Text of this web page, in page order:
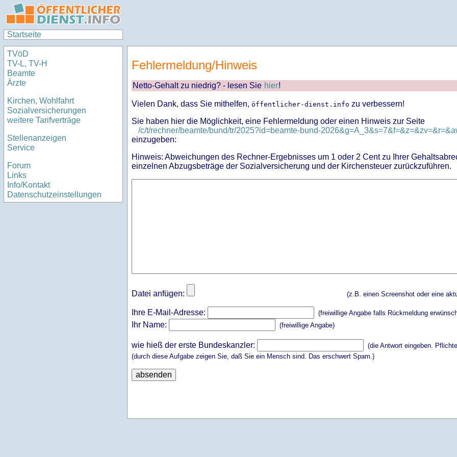
Startseite
TVöD
TV-L, TV-H
Beamte
Ärzte
Kirchen, Wohlfahrt
Sozialversicherungen
weitere Tarifverträge
Stellenanzeigen
Service
Forum
Links
Info/Kontakt
Datenschutzeinstellungen
Fehlermeldung/Hinweis
Netto-Gehalt zu niedrig? - lesen Sie hier!
Vielen Dank, dass Sie mithelfen, öffentlicher-dienst.info zu verbessern!
Sie haben hier die Möglichkeit, eine Fehlermeldung oder einen Hinweis zur Seite
/c/t/rechner/beamte/bund/tr/2025?id=beamte-bund-
einzugeben:
Hinweis: Abweichungen des Rechner-Ergebnisses um 1 oder 2 Cent zu Ihrer
einzelnen Abzugsbeträge der Sozialversicherung und der Kirchensteuer zurückzuführen.
Datei anfügen: (z.B. einen Screenshot oder eine
Ihre E-Mail-Adresse: (freiwillige Angabe falls Rückmeldung
Ihr Name: (freiwillige Angabe)
wie hieß der erste Bundeskanzler:
(die Antwort eingeben.
(durch diese Aufgabe zeigen Sie, daß Sie ein Mensch sind. Das erschwert Spam.)